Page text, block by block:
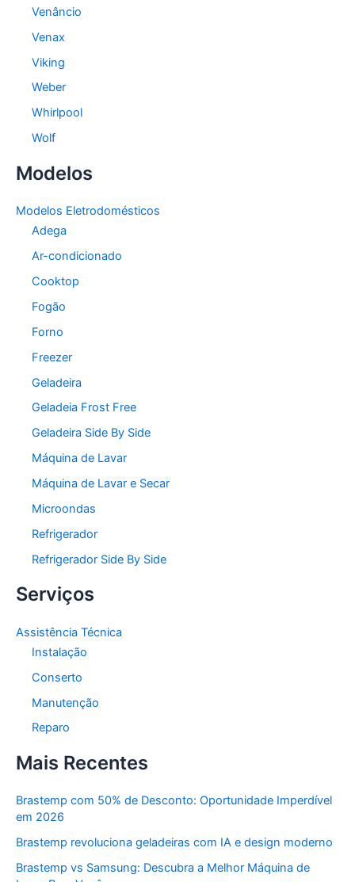
Venâncio
Venax
Viking
Weber
Whirlpool
Wolf
Modelos
Modelos Eletrodomésticos
Adega
Ar-condicionado
Cooktop
Fogão
Forno
Freezer
Geladeira
Geladeia Frost Free
Geladeira Side By Side
Máquina de Lavar
Máquina de Lavar e Secar
Microondas
Refrigerador
Refrigerador Side By Side
Serviços
Assistência Técnica
Instalação
Conserto
Manutenção
Reparo
Mais Recentes
Brastemp com 50% de Desconto: Oportunidade Imperdível
em 2026
Brastemp revoluciona geladeiras com IA e design moderno
Brastemp vs Samsung: Descubra a Melhor Máquina de